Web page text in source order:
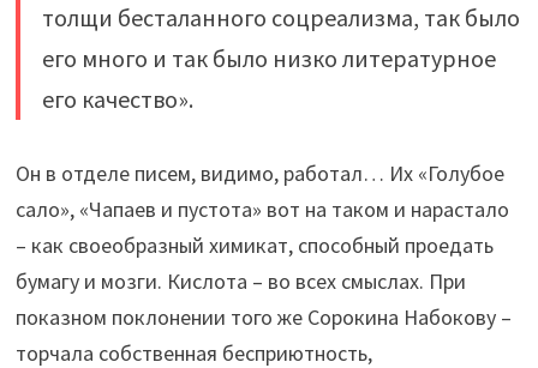
толщи бесталанного соцреализма, так было
его много и так было низко литературное
его качество».
Он в отделе писем, видимо, работал… Их «Голубое
сало», «Чапаев и пустота» вот на таком и нарастало
– как своеобразный химикат, способный проедать
бумагу и мозги. Кислота – во всех смыслах. При
показном поклонении того же Сорокина Набокову –
торчала собственная бесприютность,